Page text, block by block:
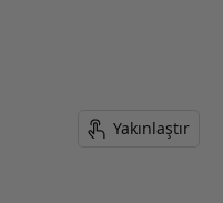
Yakınlaştır